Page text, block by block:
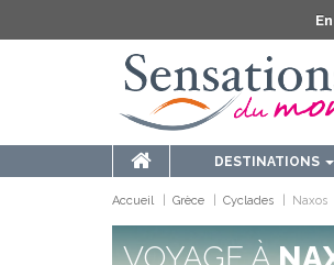
DESTINATIONS
Accueil Grèce Cyclades Naxos